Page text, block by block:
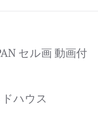
セル画 動画付
ハウス